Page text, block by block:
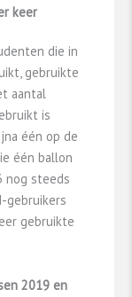
keer
die in
gebruikte
aantal
is
één op de
één ballon
nog steeds
gebruikers
gebruikte
2019 en